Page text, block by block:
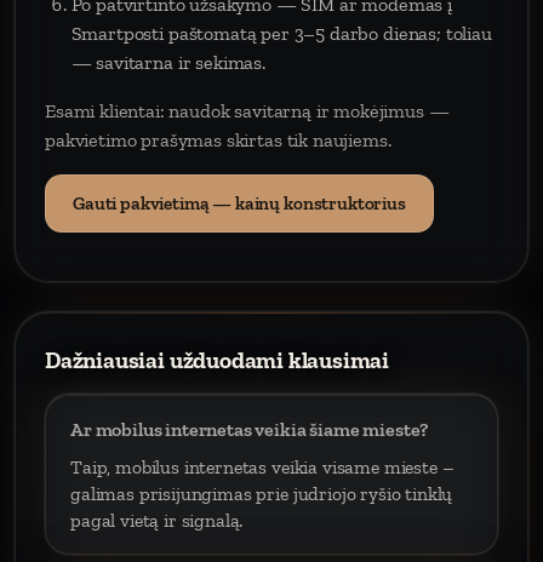
Smartposti paštomatą per 3–5 darbo dienas; toliau
— savitarna ir sekimas.
Esami klientai: naudok savitarną ir mokėjimus —
pakvietimo prašymas skirtas tik naujiems.
Gauti pakvietimą — kainų konstruktorius
Dažniausiai užduodami klausimai
Ar mobilus internetas veikia šiame mieste?
Taip, mobilus internetas veikia visame mieste –
galimas prisijungimas prie judriojo ryšio tinklų
pagal vietą ir signalą.